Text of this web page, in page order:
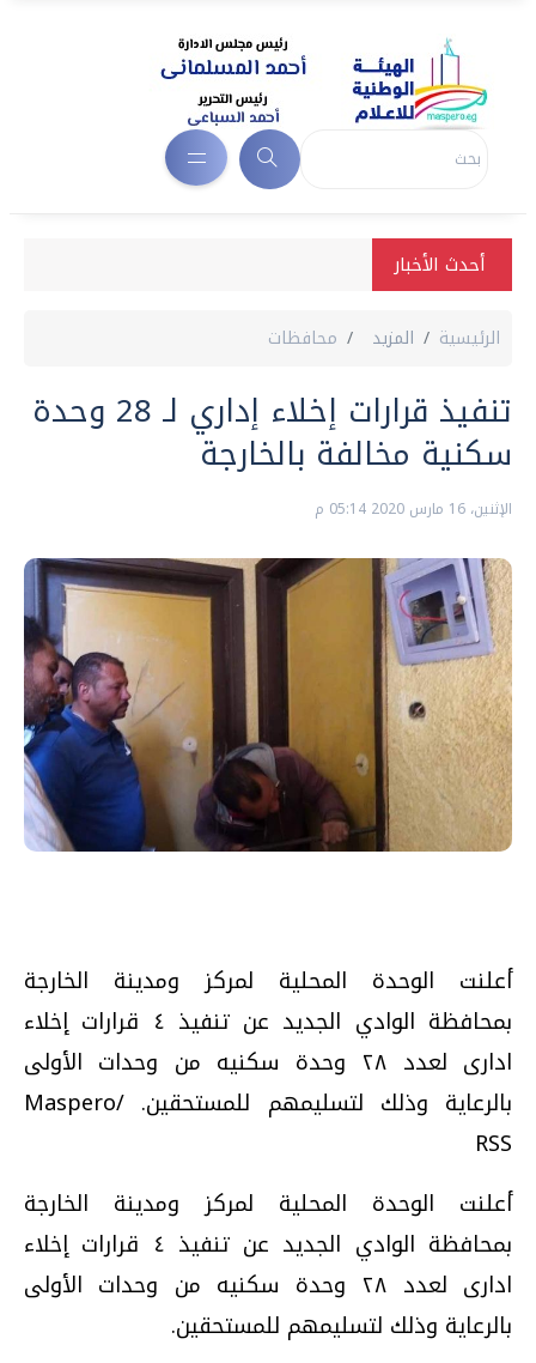
أحدث الأخبار
الرئيسية المزيد محافظات
تنفيذ قرارات إخلاء إداري لـ 28 وحدة
سكنية مخالفة بالخارجة
الإثنين، 16 مارس 2020 05:14 م
أعلنت الوحدة المحلية لمركز ومدينة الخارجة
بمحافظة الوادي الجديد عن تنفيذ ٤ قرارات إخلاء
ادارى لعدد ٢٨ وحدة سكنيه من وحدات الأولى
بالرعاية وذلك لتسليمهم للمستحقين. /Maspero
RSS
أعلنت الوحدة المحلية لمركز ومدينة الخارجة
بمحافظة الوادي الجديد عن تنفيذ ٤ قرارات إخلاء
ادارى لعدد ٢٨ وحدة سكنيه من وحدات الأولى
بالرعاية وذلك لتسليمهم للمستحقين.